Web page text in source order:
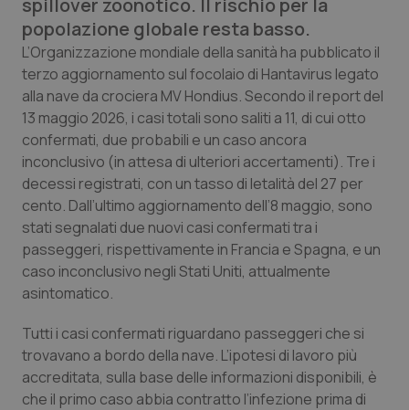
Campania
Emilia-Romagna
Friuli Venezia Giulia
Lazio
Liguria
Lombardia
Marche
Molise
Car-T
Colesterolo & coronaropatie
Dermatite Atopica
Diabete & glucometri
Disturbi dell’umore
Dolore
Donna & Salute
Epatiti
spillover zoonotico. Il rischio per la
popolazione globale resta basso.
L’Organizzazione mondiale della sanità ha pubblicato il
terzo aggiornamento sul focolaio di Hantavirus legato
alla nave da crociera MV Hondius. Secondo il report del
13 maggio 2026, i casi totali sono saliti a 11, di cui otto
confermati, due probabili e un caso ancora
inconclusivo (in attesa di ulteriori accertamenti). Tre i
decessi registrati, con un tasso di letalità del 27 per
cento. Dall’ultimo aggiornamento dell’8 maggio, sono
stati segnalati due nuovi casi confermati tra i
passeggeri, rispettivamente in Francia e Spagna, e un
caso inconclusivo negli Stati Uniti, attualmente
asintomatico.
Tutti i casi confermati riguardano passeggeri che si
trovavano a bordo della nave. L’ipotesi di lavoro più
accreditata, sulla base delle informazioni disponibili, è
che il primo caso abbia contratto l’infezione prima di